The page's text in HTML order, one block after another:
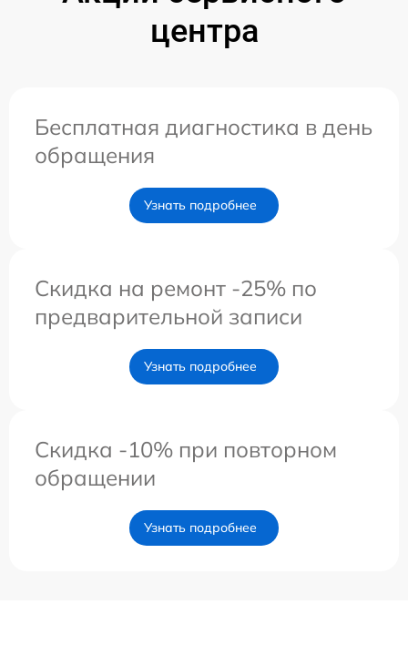
центра
Бесплатная диагностика в день
обращения
Узнать подробнее
Скидка на ремонт -25% по
предварительной записи
Узнать подробнее
Скидка -10% при повторном
обращении
Узнать подробнее